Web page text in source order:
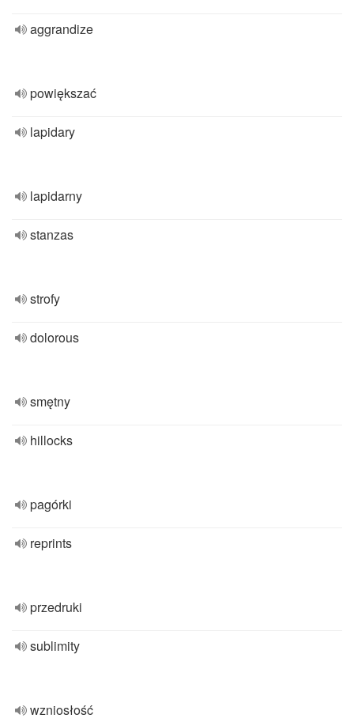
aggrandize
powiększać
lapidary
lapidarny
stanzas
strofy
dolorous
smętny
hillocks
pagórki
reprints
przedruki
sublimity
wzniosłość